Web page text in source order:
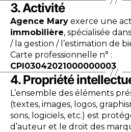
3. Activité
Agence Mary exerce une
immobilière, spécialisée
/ la gestion / l’estimation de
Carte professionnelle n° :
CPI03042021000000003
4. Propriété
L’ensemble des éléments
(textes, images, logos,
sons, logiciels, etc.) est
d’auteur et le droit des